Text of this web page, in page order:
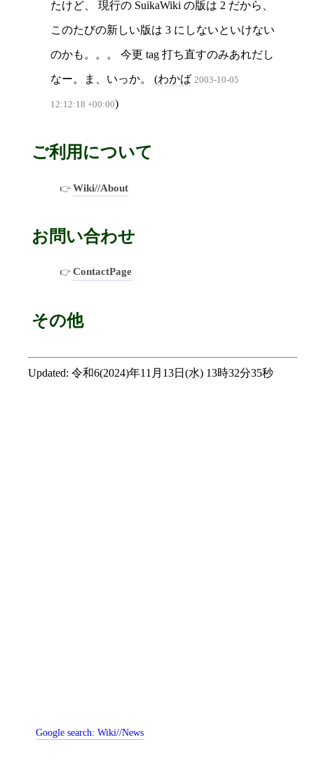
たけど、 現行の SuikaWiki の版は 2 だから、
このたびの新しい版は 3 にしないといけない
のかも。。。 今更 tag 打ち直すのみあれだし
なー。ま、いっか。 (わかば 2003-10-05
12:12:18 +00:00)
ご利用について
Wiki//About
お問い合わせ
ContactPage
その他
Updated: 令和6(2024)年11月13日(水) 13時32分35秒
Google search:Wiki//News